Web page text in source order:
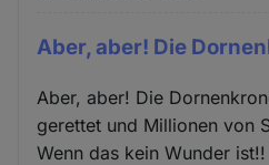
Aber, aber! Die
Aber, aber! Die
gerettet und Millionen von
Wenn das kein Wunder ist!!